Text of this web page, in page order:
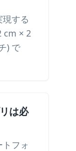
する
cm × 2
) で
は必
フォ